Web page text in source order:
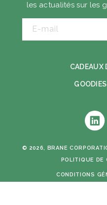
les actualités sur les
E-mail
CADEAUX
Tumblr
© 2026, BRANE
POLITIQUE DE
CONDITIONS